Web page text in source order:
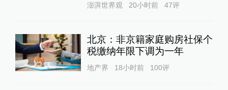
澎湃世界观 20小时前 47评
北京：非京籍家庭购房社保个
税缴纳年限下调为一年
地产界 18小时前 100评